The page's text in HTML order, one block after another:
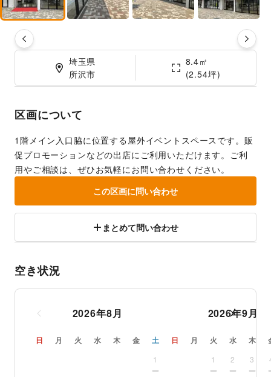
埼玉県
所沢市
8.4㎡
(2.54坪)
区画について
1階メイン入口脇に位置する屋外イベントスペースです。販
促プロモーションなどの出店にご利用いただけます。ご利
用やご相談は、ぜひお気軽にお問い合わせください。
この区画に問い合わせ
まとめて問い合わせ
空き状況
2026年8月
日 月 火 水 木 金 土
1
2026年9月
日 月 火 水 木
1 2 3